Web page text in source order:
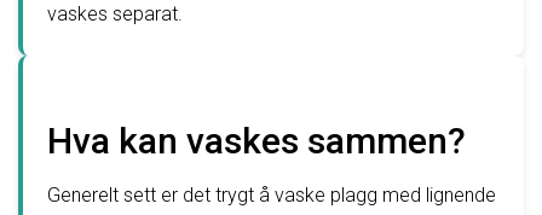
vaskes separat.
Hva kan vaskes sammen?
Generelt sett er det trygt å vaske plagg med lignende